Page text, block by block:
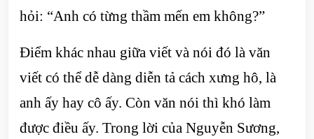
hỏi: “Anh có từng thầm mến em không?”
Điểm khác nhau giữa viết và nói đó là văn
viết có thể dễ dàng diễn tả cách xưng hô, là
anh ấy hay cô ấy. Còn văn nói thì khó làm
được điều ấy. Trong lời của Nguyễn Sương,